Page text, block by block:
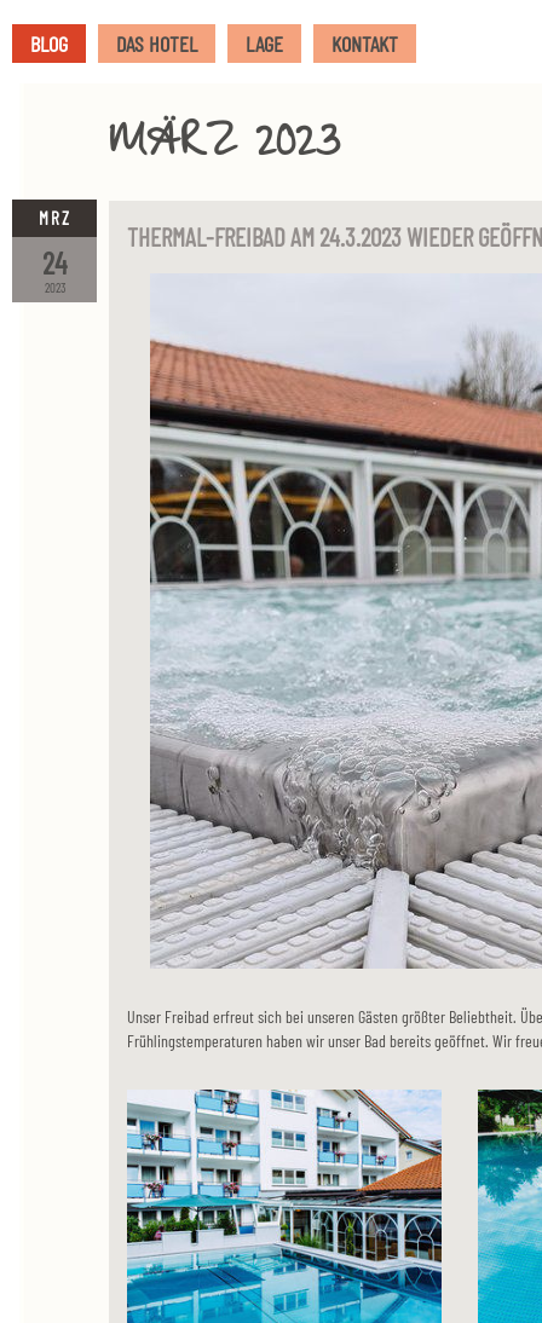
BLOG DAS HOTEL LAGE KONTAKT
MÄRZ 2023
2023
24
MRZ
THERMAL-FREIBAD AM 24.3.2023 WIEDER
Unser Freibad erfreut sich bei unseren Gästen größter Beliebtheit.
Frühlingstemperaturen haben wir unser Bad bereits geöffnet. Wir